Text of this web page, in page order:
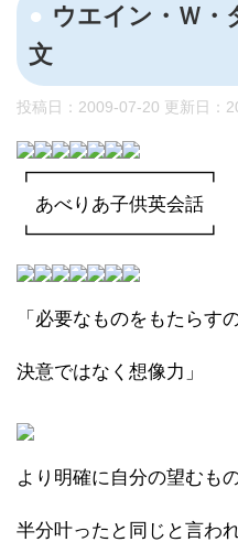
ウエイン・Ｗ・
文
投稿日：2009-07-20 更新日：
┏━━━━━━━━━┓
あべりあ子供英会話
┗━━━━━━━━━┛
「必要なものをもたらす
決意ではなく想像力」
より明確に自分の望むも
半分叶ったと同じと言わ